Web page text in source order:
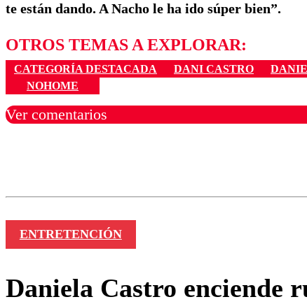
te están dando. A Nacho le ha ido súper bien”.
OTROS TEMAS A EXPLORAR:
CATEGORÍA DESTACADA DANI CASTRO
NOHOME
Ver comentarios
ENTRETENCIÓN
Daniela Castro enciende